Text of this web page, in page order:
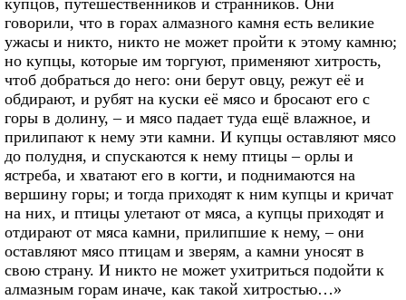
купцов, путешественников и странников. Они
говорили, что в горах алмазного камня есть великие
ужасы и никто, никто не может пройти к этому камню;
но купцы, которые им торгуют, применяют хитрость,
чтоб добраться до него: они берут овцу, режут её и
обдирают, и рубят на куски её мясо и бросают его с
горы в долину, – и мясо падает туда ещё влажное, и
прилипают к нему эти камни. И купцы оставляют мясо
до полудня, и спускаются к нему птицы – орлы и
ястреба, и хватают его в когти, и поднимаются на
вершину горы; и тогда приходят к ним купцы и кричат
на них, и птицы улетают от мяса, а купцы приходят и
отдирают от мяса камни, прилипшие к нему, – они
оставляют мясо птицам и зверям, а камни уносят в
свою страну. И никто не может ухитриться подойти к
алмазным горам иначе, как такой хитростью…»